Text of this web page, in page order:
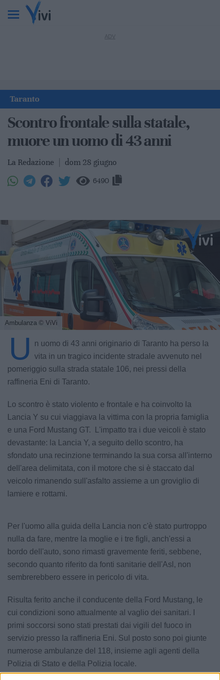
Taranto
Scontro frontale sulla statale,
muore un uomo di 43 anni
La Redazione dom 28 giugno
6490
Ambulanza © ViVi
U
n uomo di 43 anni originario di Taranto ha perso la
vita in un tragico incidente stradale avvenuto nel
pomeriggio sulla strada statale 106, nei pressi della
raffineria Eni di Taranto.
Lo scontro è stato violento e frontale e ha coinvolto la
Lancia Y su cui viaggiava la vittima con la propria famiglia
e una Ford Mustang GT. L'impatto tra i due veicoli è stato
devastante: la Lancia Y, a seguito dello scontro, ha
sfondato una recinzione terminando la sua corsa all'interno
dell'area delimitata, con il motore che si è staccato dal
veicolo rimanendo sull'asfalto assieme a un groviglio di
lamiere e rottami.
Per l'uomo alla guida della Lancia non c'è stato purtroppo
nulla da fare, mentre la moglie e i tre figli, anch'essi a
bordo dell'auto, sono rimasti gravemente feriti, sebbene,
secondo quanto riferito da fonti sanitarie dell'Asl, non
sembrerebbero essere in pericolo di vita.
Risulta ferito anche il conducente della Ford Mustang, le
cui condizioni sono attualmente al vaglio dei sanitari. I
primi soccorsi sono stati prestati dai vigili del fuoco in
servizio presso la raffineria Eni. Sul posto sono poi giunte
numerose ambulanze del 118, insieme agli agenti della
Polizia di Stato e della Polizia locale.